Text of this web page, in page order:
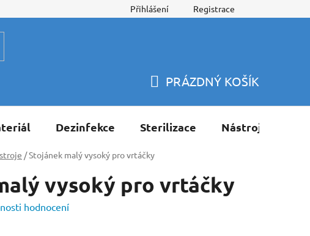
Přihlášení Registrace
KOŠÍK
PRÁZDNÝ KOŠÍK
Dezinfekce Sterilizace Nástroje
/Stojánek malý vysoký pro vrtáčky
vysoký pro vrtáčky
hodnocení